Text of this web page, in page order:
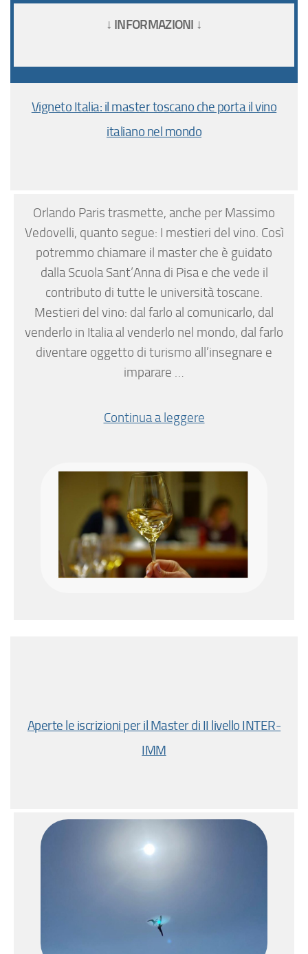
↓ INFORMAZIONI ↓
Vigneto Italia: il master toscano che porta il vino
italiano nel mondo
Orlando Paris trasmette, anche per Massimo
Vedovelli, quanto segue: I mestieri del vino. Così
potremmo chiamare il master che è guidato
dalla Scuola Sant’Anna di Pisa e che vede il
contributo di tutte le università toscane.
Mestieri del vino: dal farlo al comunicarlo, dal
venderlo in Italia al venderlo nel mondo, dal farlo
diventare oggetto di turismo all’insegnare e
imparare …
Continua a leggere
Aperte le iscrizioni per il Master di II livello INTER-
IMM